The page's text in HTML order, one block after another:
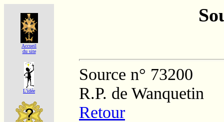
Accueil
du site
L'idée
Source n° 73200
R.P. de Wanquetin
Retour